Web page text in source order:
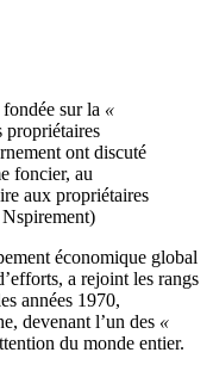
sur la «
propriétaires
ont discuté
foncier, au
aux propriétaires
économique global
a rejoint les rangs
années 1970,
devenant l’un des «
du monde entier.